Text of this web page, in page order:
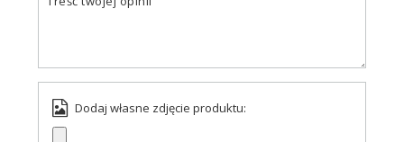
Dodaj własne zdjęcie produktu: